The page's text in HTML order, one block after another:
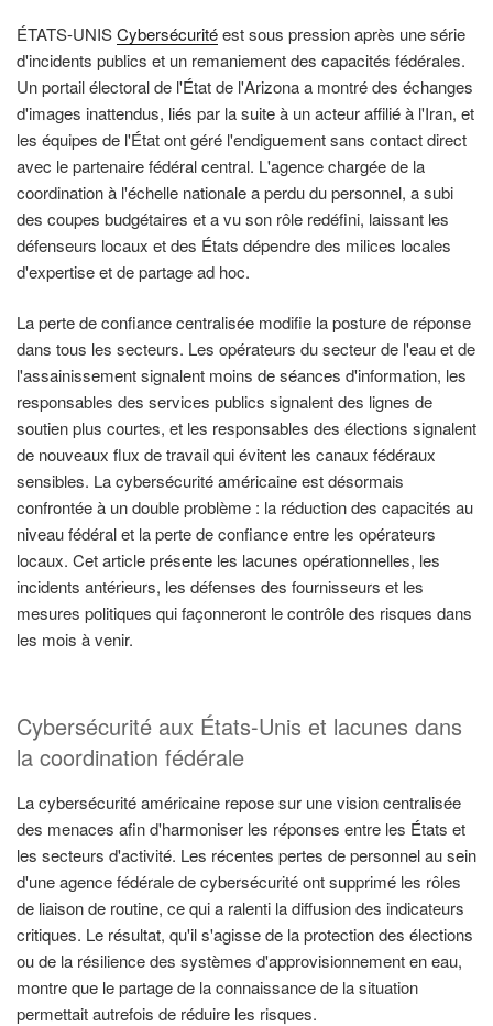
ÉTATS-UNISCybersécuritéest sous pression après une série
d'incidents publics et un remaniement des capacités fédérales.
Un portail électoral de l'État de l'Arizona a montré des échanges
d'images inattendus, liés par la suite à un acteur affilié à l'Iran, et
les équipes de l'État ont géré l'endiguement sans contact direct
avec le partenaire fédéral central. L'agence chargée de la
coordination à l'échelle nationale a perdu du personnel, a subi
des coupes budgétaires et a vu son rôle redéfini, laissant les
défenseurs locaux et des États dépendre des milices locales
d'expertise et de partage ad hoc.
La perte de confiance centralisée modifie la posture de réponse
dans tous les secteurs. Les opérateurs du secteur de l'eau et de
l'assainissement signalent moins de séances d'information, les
responsables des services publics signalent des lignes de
soutien plus courtes, et les responsables des élections signalent
de nouveaux flux de travail qui évitent les canaux fédéraux
sensibles. La cybersécurité américaine est désormais
confrontée à un double problème : la réduction des capacités au
niveau fédéral et la perte de confiance entre les opérateurs
locaux. Cet article présente les lacunes opérationnelles, les
incidents antérieurs, les défenses des fournisseurs et les
mesures politiques qui façonneront le contrôle des risques dans
les mois à venir.
Cybersécurité aux États-Unis et lacunes dans
la coordination fédérale
La cybersécurité américaine repose sur une vision centralisée
des menaces afin d'harmoniser les réponses entre les États et
les secteurs d'activité. Les récentes pertes de personnel au sein
d'une agence fédérale de cybersécurité ont supprimé les rôles
de liaison de routine, ce qui a ralenti la diffusion des indicateurs
critiques. Le résultat, qu'il s'agisse de la protection des élections
ou de la résilience des systèmes d'approvisionnement en eau,
montre que le partage de la connaissance de la situation
permettait autrefois de réduire les risques.